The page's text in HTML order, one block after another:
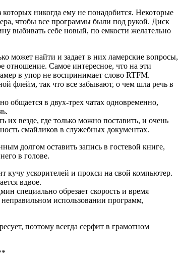
никогда ему не понадобится. Некоторые
чтобы все программы были под рукой. Диск
выбивать себе новый, по емкости желательно
может найти и задает в них ламерские вопросы,
отношение. Самое интересное, что на эти
в упор не воспринимает слово RTFM.
флейм, так что все забывают, о чем шла речь в
в двух-трех чатах одновременно,
их везде, где только можно поставить, и очень
смайликов в служебных документах.
долгом оставить запись в гостевой книге,
в голове.
ускорителей и прокси на свой компьютер.
вдвое.
специально обрезает скорость и время
использовании программ,
поэтому всегда серфит в грамотном